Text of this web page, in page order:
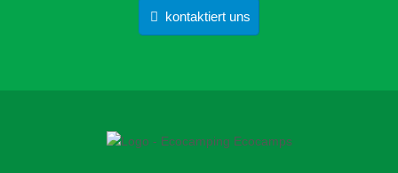
kontaktiert uns